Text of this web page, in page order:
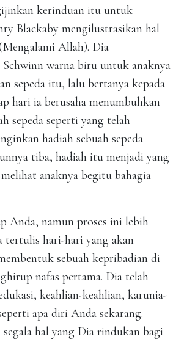
kerinduan itu untuk
Blackaby mengilustrasikan hal
Allah). Dia
Schwinn warna biru untuk anaknya
sepeda itu, lalu bertanya kepada
hari ia berusaha menumbuhkan
sepeda seperti yang telah
hadiah sebuah sepeda
tiba, hadiah itu menjadi yang
anaknya begitu bahagia
Anda, namun proses ini lebih
tertulis hari-hari yang akan
sebuah kepribadian di
nafas pertama. Dia telah
keahlian-keahlian, karunia-
apa diri Anda sekarang.
hal yang Dia rindukan bagi